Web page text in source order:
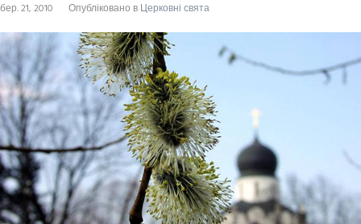
бер. 21, 2010 Опубліковано в Церковні свята